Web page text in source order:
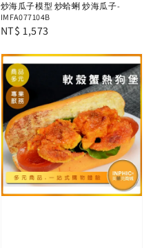
炒海瓜子模型 炒蛤蜊 炒海瓜子-
IMFA077104B
Regular
NT$ 1,573